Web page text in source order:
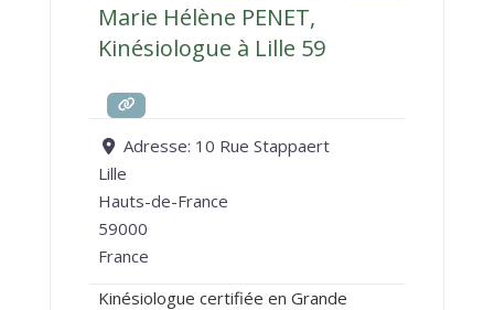
Marie Hélène PENET,
Kinésiologue à Lille 59
Adresse: 10 Rue Stappaert
Lille
Hauts-de-France
59000
France
Kinésiologue certifiée en Grande